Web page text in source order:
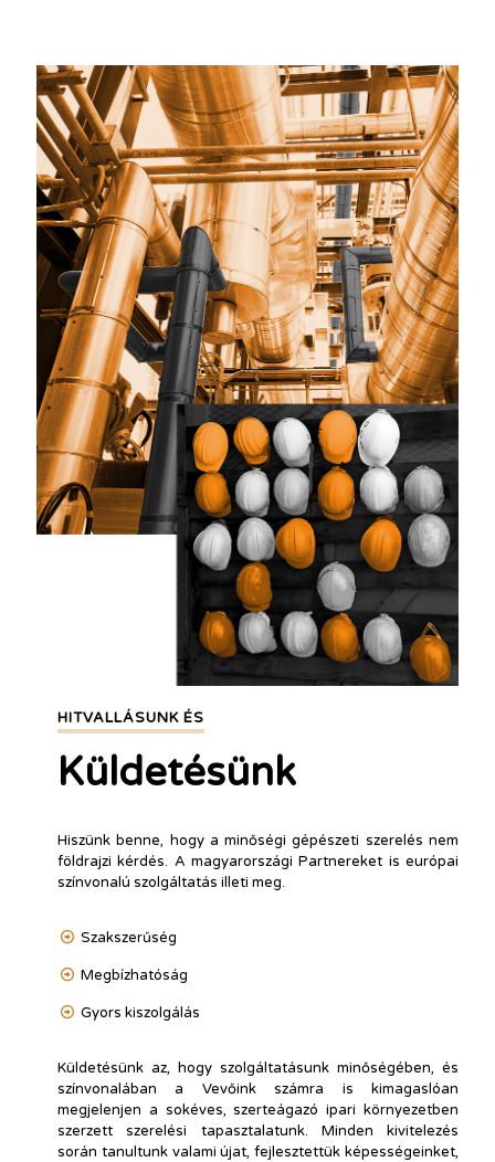
HITVALLÁSUNK ÉS
Küldetésünk
Hiszünk benne, hogy a minőségi gépészeti szerelés nem
földrajzi kérdés. A magyarországi Partnereket is európai
színvonalú szolgáltatás illeti meg.
Szakszerűség
Megbízhatóság
Gyors kiszolgálás
Küldetésünk az, hogy szolgáltatásunk minőségében, és
színvonalában a Vevőink számra is kimagaslóan
megjelenjen a sokéves, szerteágazó ipari környezetben
szerzett szerelési tapasztalatunk. Minden kivitelezés
során tanultunk valami újat, fejlesztettük képességeinket,